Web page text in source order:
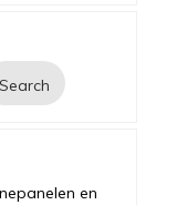
Search
en